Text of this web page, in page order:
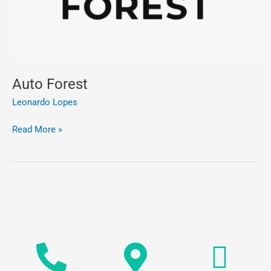
Auto Forest
Leonardo Lopes
Read More »